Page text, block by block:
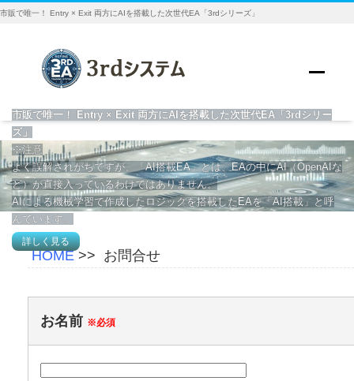
市販で唯一！ Entry × Exit 両方にAIを搭載した次世代EA「3rdシリーズ」
市販で唯一！ Entry × Exit 両方にAIを搭載した次世代EA「3rdシリー
ズ」
※注意
よく誤解されがちですが、「AI搭載EA」とは、EAの中にAI（OpenAIな
ど）が直接入っているわけではありません。
AIによる機械学習で作成したロジックを搭載したEAを「AI搭載」と呼
んでいます。
詳しく見る
HOME>> お問合せ
お名前 ※必須